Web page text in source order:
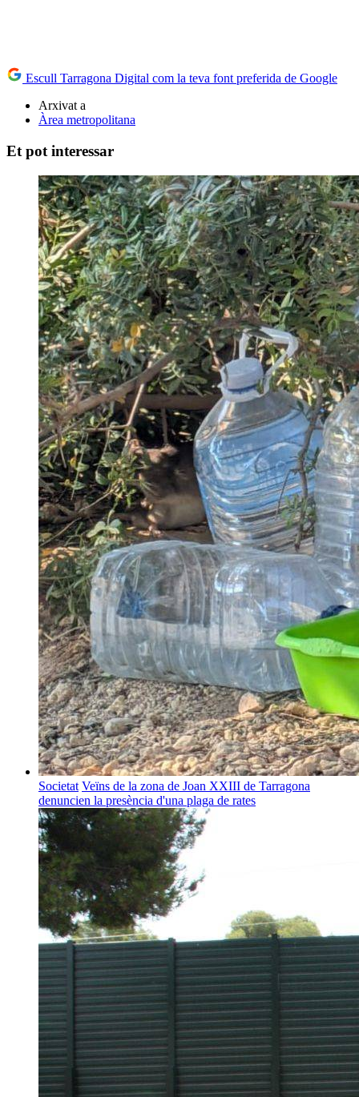
Escull Tarragona Digital com la teva font preferida de Google
Arxivat a
Àrea metropolitana
Et pot interessar
Societat Veïns de la zona de Joan XXIII de Tarragona
denuncien la presència d'una plaga de rates